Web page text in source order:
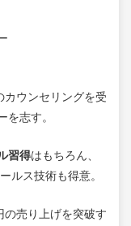
カウンセリングを受
を志す。
習得はもちろん、
ルス技術も得意。
売り上げを突破す